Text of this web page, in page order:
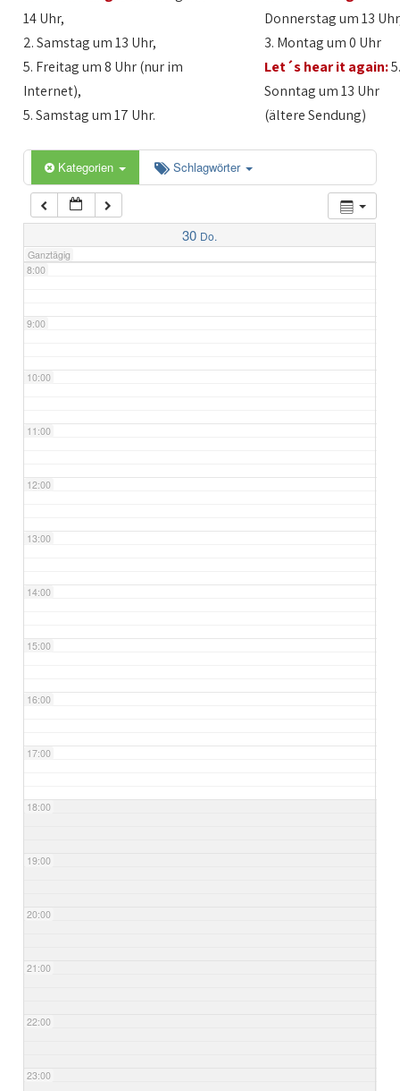
14 Uhr,
2. Samstag um 13 Uhr,
5. Freitag um 8 Uhr (nur im
Internet),
5. Samstag um 17 Uhr.
Donnerstag um 13
3. Montag um 0 Uhr
Let´s hear it again:
Sonntag um 13 Uhr
(ältere Sendung)
Kategorien Schlagwörter
30 Do.
Ganztägig
5:00
6:00
7:00
8:00
9:00
10:00
11:00
12:00
13:00
14:00
15:00
16:00
17:00
18:00
19:00
20:00
21:00
22:00
23:00